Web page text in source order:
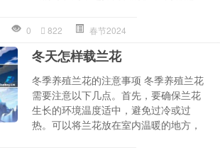
0 822 春节2024
冬天怎样载兰花
冬季养殖兰花的注意事项 冬季养殖兰花
需要注意以下几点。首先，要确保兰花
生长的环境温度适中，避免过冷或过
热。可以将兰花放在室内温暖的地方，